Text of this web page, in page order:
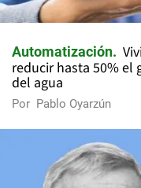
Automatización
reducir hasta 50% el
del agua
Por Pablo Oyarzún